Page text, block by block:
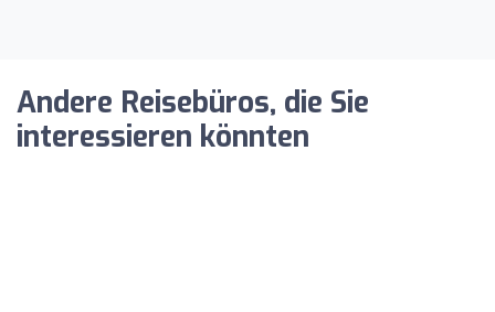
Andere Reisebüros, die Sie
interessieren könnten